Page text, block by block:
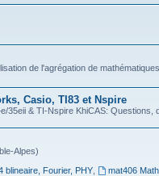
de l'agrégation de
Casio, TI83 et Nspire
35eii & TI-Nspire KhiCAS: Questions,
Alpes)
blineaire, Fourier, PHY, mat406